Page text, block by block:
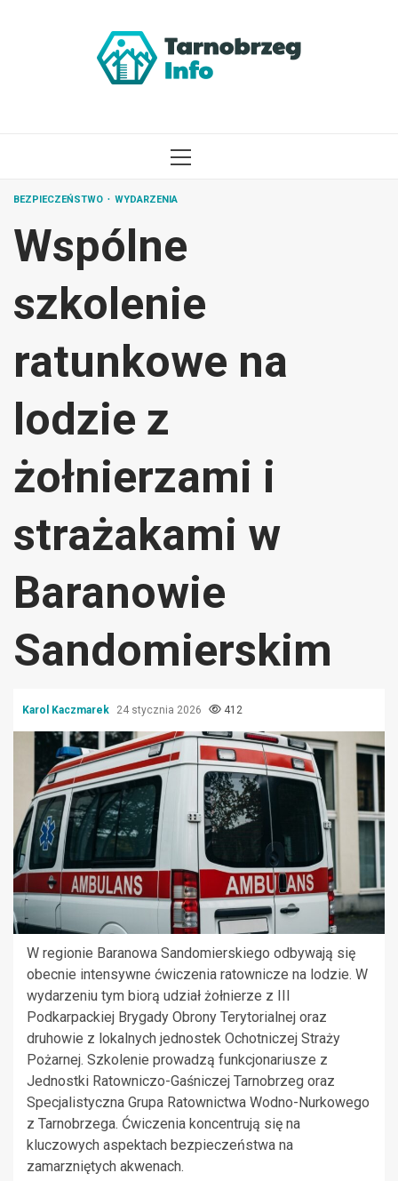
MENU
BEZPIECZEŃSTWO WYDARZENIA
Wspólne
szkolenie
ratunkowe na
lodzie z
żołnierzami i
strażakami w
Baranowie
Sandomierskim
Karol Kaczmarek 24 stycznia 2026 412
W regionie Baranowa Sandomierskiego odbywają się
obecnie intensywne ćwiczenia ratownicze na lodzie. W
wydarzeniu tym biorą udział żołnierze z III
Podkarpackiej Brygady Obrony Terytorialnej oraz
druhowie z lokalnych jednostek Ochotniczej Straży
Pożarnej. Szkolenie prowadzą funkcjonariusze z
Jednostki Ratowniczo-Gaśniczej Tarnobrzeg oraz
Specjalistyczna Grupa Ratownictwa Wodno-Nurkowego
z Tarnobrzega. Ćwiczenia koncentrują się na
kluczowych aspektach bezpieczeństwa na
zamarzniętych akwenach.